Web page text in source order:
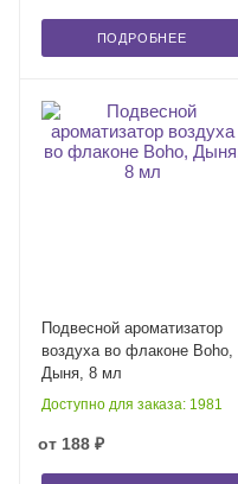
ПОДРОБНЕЕ
Подвесной ароматизатор
воздуха во флаконе Boho,
Дыня, 8 мл
Доступно для заказа: 1981
от 188 ₽